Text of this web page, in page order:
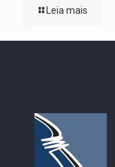
Leia mais